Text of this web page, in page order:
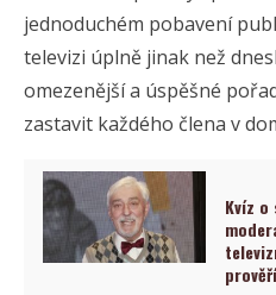
jednoduchém pobavení
televizi úplně jinak než
omezenější a úspěšné
zastavit každého člena v
Kvíz o